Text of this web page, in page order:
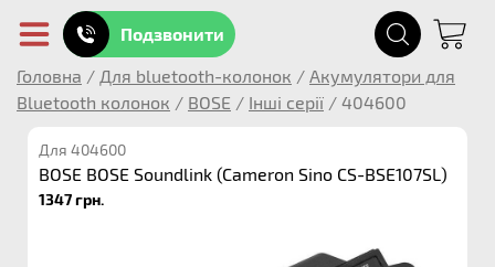
Подзвонити
Головна / Для bluetooth-колонок / Акумулятори для
Bluetooth колонок / BOSE / Інші серії / 404600
Для 404600
BOSE BOSE Soundlink (Cameron Sino CS-BSE107SL)
1347 грн.